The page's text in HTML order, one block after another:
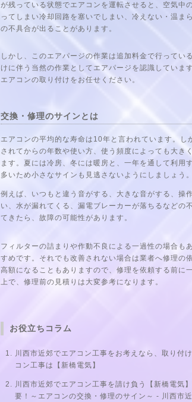
が残っている状態でエアコンを運転させると、空気中
ってしまい冷却回路を塞いでしまい、冷えない・温ま
の不具合が出ることがあります。
しかし、このエアパージの作業は追加料金で行って
けに伴う当然の作業としてエアパージを認識していま
エアコンの取り付けをお任せください。
交換・修理のサインとは
エアコンの平均的な寿命は10年と言われています。し
されてからの年数や使い方、使う頻度によっても大き
ます。夏には冷房、冬には暖房と、一年を通して利用
多いため小さなサインも見逃さないようにしましょう。
例えば、いつもと違う音がする、大きな音がする、操
い、水が漏れてくる、漏電ブレーカーが落ちるなどの
てきたら、故障の可能性があります。
フィルターの詰まりや作動不良による一過性の場合も
すめです。それでも改善されない場合は業者へ修理の
高額になることもありますので、修理を依頼する前に
上で、修理前の見積りは大変参考になります。
お役立ちコラム
川西市近郊でエアコン工事をお考えなら、取り付
コン工事は【新橋電気】
川西市近郊でエアコン工事を請け負う【新橋電気
要！～エアコンの交換・修理のサイン～ - 川西市